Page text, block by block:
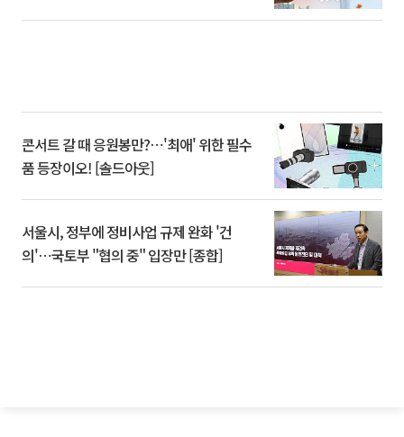
콘서트 갈 때 응원봉만?⋯'최애' 위한 필수
품 등장이오! [솔드아웃]
서울시, 정부에 정비사업 규제 완화 '건
의'⋯국토부 "협의 중" 입장만 [종합]